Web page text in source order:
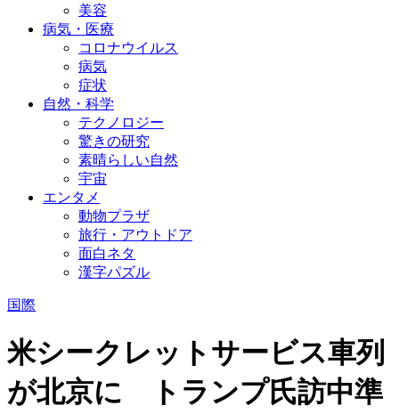
美容
病気・医療
コロナウイルス
病気
症状
自然・科学
テクノロジー
驚きの研究
素晴らしい自然
宇宙
エンタメ
動物プラザ
旅行・アウトドア
面白ネタ
漢字パズル
国際
米シークレットサービス車列
が北京に トランプ氏訪中準